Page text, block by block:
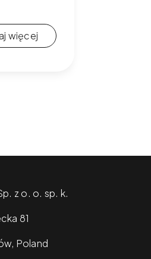
więcej
z o. o. sp. k.
81
Poland